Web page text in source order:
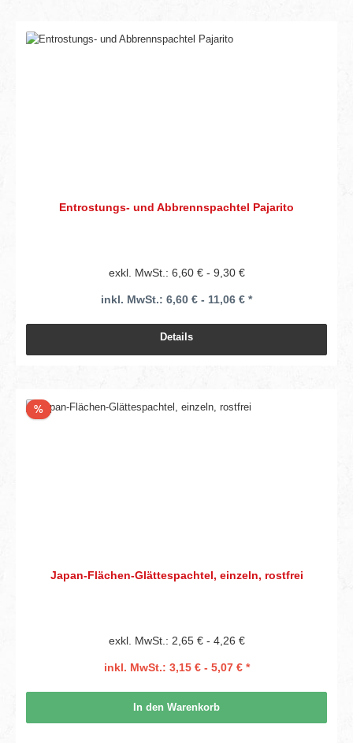
Entrostungs- und Abbrennspachtel Pajarito
exkl. MwSt.: 6,60 € - 9,30 €
inkl. MwSt.: 6,60 € - 11,06 € *
Details
%Rabatt
Japan-Flächen-Glättespachtel, einzeln, rostfrei
exkl. MwSt.: 2,65 € - 4,26 €
inkl. MwSt.: 3,15 € - 5,07 € *
In den Warenkorb